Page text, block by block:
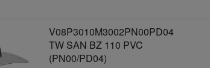
V08P3010M3002PN00PD04
TW SAN BZ 110 PVC
(PN00/PD04)